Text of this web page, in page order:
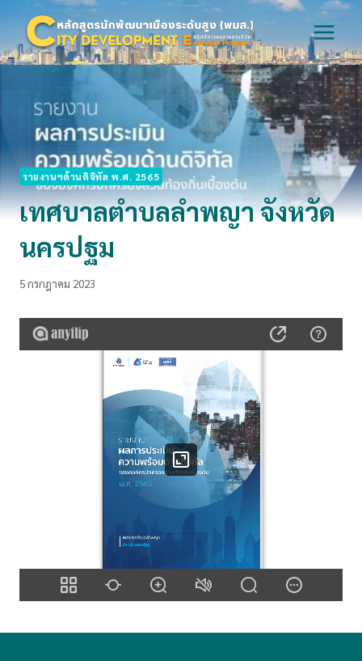
content
รายงานฯด้านดิจิทัล พ.ศ. 2565
เทศบาลตำบลลำพญา จังหวัด
นครปฐม
5 กรกฎาคม 2023